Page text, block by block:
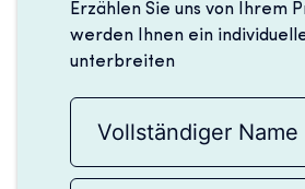
Erzählen Sie uns von Ihrem
werden Ihnen ein
unterbreiten